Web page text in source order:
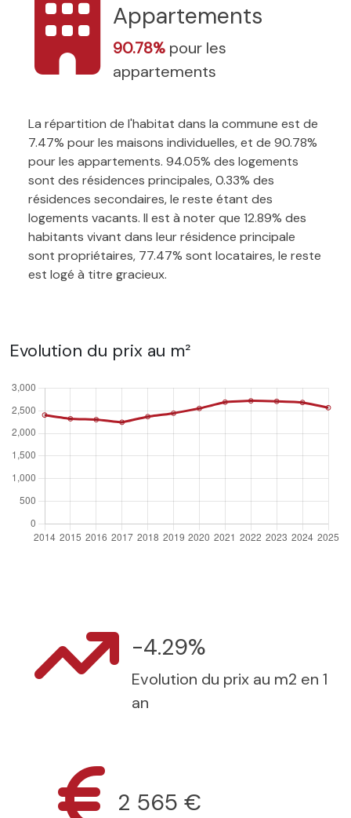
Appartements
90.78% pour les
appartements
La répartition de l'habitat dans la commune est de
7.47% pour les maisons individuelles, et de 90.78%
pour les appartements. 94.05% des logements
sont des résidences principales, 0.33% des
résidences secondaires, le reste étant des
logements vacants. Il est à noter que 12.89% des
habitants vivant dans leur résidence principale
sont propriétaires, 77.47% sont locataires, le reste
est logé à titre gracieux.
Evolution du prix au m²
-4.29%
Evolution du prix au m2 en 1
an
2 565 €